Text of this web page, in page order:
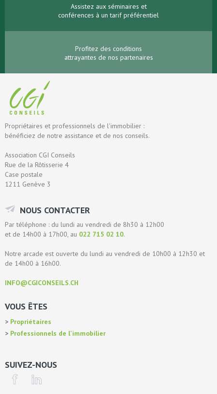
Assistez aux séminaires et
conférences à un tarif préférentiel
Profitez des conditions
attrayantes de nos partenaires
Propriétaires et professionnels de l'immobilier :
bénéficiez de notre assistance et de nos conseils.
Association CGI Conseils
Rue de la Rôtisserie 4
Case postale
1211 Genève 3
NOUS CONTACTER
Par téléphone : du lundi au vendredi de 8h30 à 12h00
et de 14h00 à 17h00, au 022 715 02 10.
Notre arcade est ouverte du lundi au vendredi de 10h00 à 12h30 et
de 14h00 à 16h00.
INFO@CGICONSEILS.CH
VOUS ÊTES
Propriétaires
Professionnels de l'immobilier
SUIVEZ-NOUS